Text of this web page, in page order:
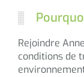
Rejoindre
conditions de